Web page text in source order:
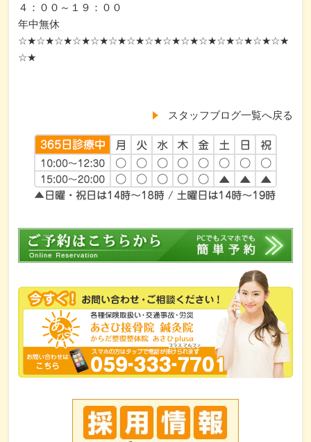
４：００～１９：００
年中無休
☆★☆★☆★☆★☆★☆★☆★☆★☆★☆★☆★☆★☆★☆★☆★
☆★
スタッフブログ一覧へ戻る